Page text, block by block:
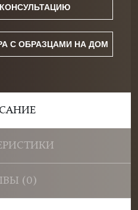
С ОБРАЗЦАМИ НА ДОМ
(0)